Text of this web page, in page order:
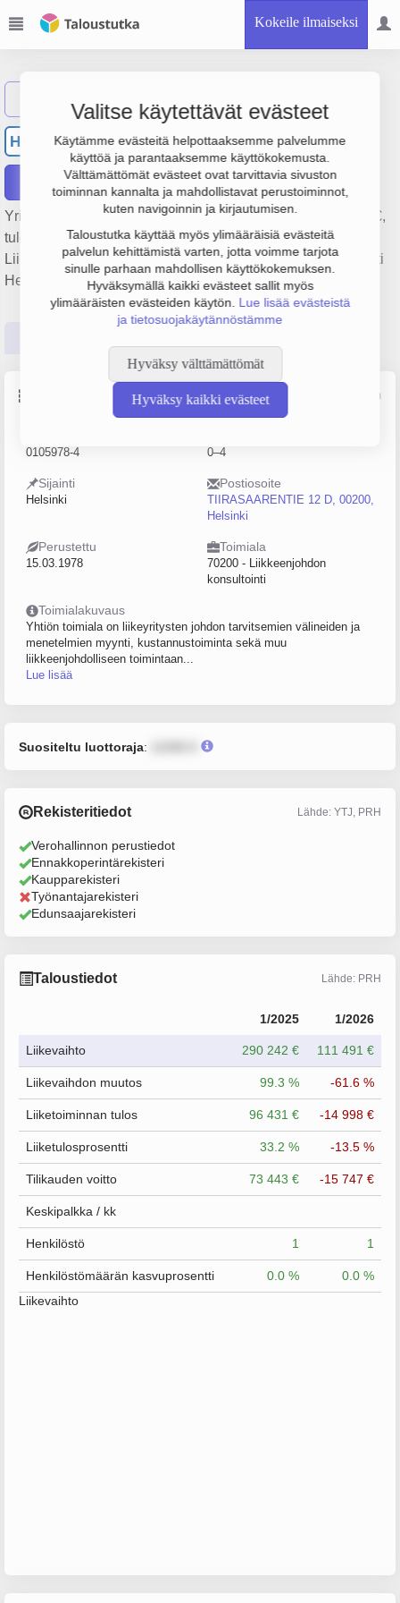
Kokeile ilmaiseksi
Valitse käytettävät evästeet
Käytämme evästeitä helpottaaksemme palvelumme
käyttöä ja parantaaksemme käyttökokemusta.
Välttämättömät evästeet ovat tarvittavia sivuston
toiminnan kannalta ja mahdollistavat perustoiminnot,
kuten navigoinnin ja kirjautumisen.
Taloustutka käyttää myös ylimääräisiä evästeitä
palvelun kehittämistä varten, jotta voimme tarjota
sinulle parhaan mahdollisen käyttökokemuksen.
Hyväksymällä kaikki evästeet sallit myös
ylimääräisten evästeiden käytön. Lue lisää evästeistä
ja tietosuojakäytännöstämme
Hyväksy välttämättömät
Hyväksy kaikki evästeet
HT Helge Tuominen & Co Oy
Raportit
Yrityksen Helge Tuominen & Co Oy liikevaihto on 111 000 €,
tulos -15 000 € ja henkilöstömäärä 1. Sen päätoimiala on
Liikkeenjohdon konsultointi, perustamisvuosi 1978 ja sijainti
Helsinki. Yrityksen yhtiömuoto Osakeyhtiö (OY).
Lähde: YTJ, PRH, Traficom
0105978-4 0–4
Sijainti
Helsinki
Postiosoite
TIIRASAARENTIE 12 D, 00200,
Helsinki
Perustettu
15.03.1978
Toimiala
70200 - Liikkeenjohdon
konsultointi
Toimialakuvaus
Yhtiön toimiala on liikeyritysten johdon tarvitsemien välineiden ja
menetelmien myynti, kustannustoiminta sekä muu
liikkeenjohdolliseen toimintaan...
Lue lisää
Suositeltu luottoraja:
Rekisteritiedot Lähde: YTJ, PRH
Verohallinnon perustiedot
Ennakkoperintärekisteri
Kaupparekisteri
Työnantajarekisteri
Edunsaajarekisteri
Taloustiedot Lähde: PRH
1/2025 1/2026
Liikevaihto 290 242 € 111 491 €
Liikevaihdon muutos 99.3 % -61.6 %
Liiketoiminnan tulos 96 431 € -14 998 €
Liiketulosprosentti 33.2 % -13.5 %
Tilikauden voitto 73 443 € -15 747 €
Keskipalkka / kk
Henkilöstö 1 1
Henkilöstömäärän kasvuprosentti 0.0 %
0.0 %
Liikevaihto